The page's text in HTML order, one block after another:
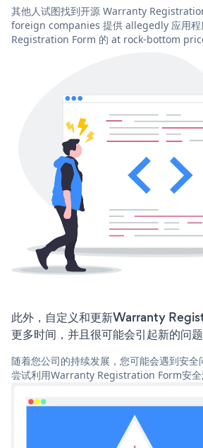
其他人试图找到开源 Warranty
foreign companies 提供 allegedly 应用
Registration Form 的 at rock-bottom
此外，自定义和更新Warranty
更多时间，并且很可能会引起新的问题
随着您公司的持续发展，您可能会遇到安全
尝试利用Warranty Registration Form安全